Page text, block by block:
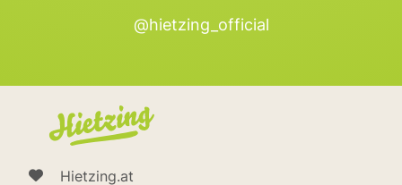
@hietzing_official
Hietzing.at